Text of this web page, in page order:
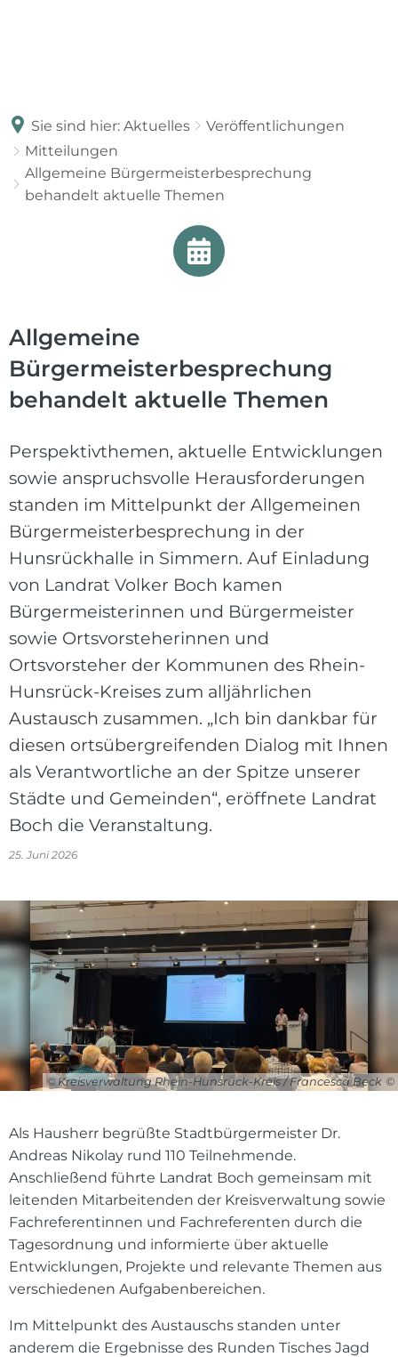
Sie sind hier: Aktuelles
Veröffentlichungen
Mitteilungen
Allgemeine Bürgermeisterbesprechung
behandelt aktuelle Themen
Allgemeine
Bürgermeisterbesprechung
behandelt aktuelle Themen
Perspektivthemen, aktuelle Entwicklungen
sowie anspruchsvolle Herausforderungen
standen im Mittelpunkt der Allgemeinen
Bürgermeisterbesprechung in der
Hunsrückhalle in Simmern. Auf Einladung
von Landrat Volker Boch kamen
Bürgermeisterinnen und Bürgermeister
sowie Ortsvorsteherinnen und
Ortsvorsteher der Kommunen des Rhein-
Hunsrück-Kreises zum alljährlichen
Austausch zusammen. „Ich bin dankbar für
diesen ortsübergreifenden Dialog mit Ihnen
als Verantwortliche an der Spitze unserer
Städte und Gemeinden“, eröffnete Landrat
Boch die Veranstaltung.
25. Juni 2026
© Kreisverwaltung Rhein-Hunsrück-Kreis / Francesca Beck
Als Hausherr begrüßte Stadtbürgermeister Dr.
Andreas Nikolay rund 110 Teilnehmende.
Anschließend führte Landrat Boch gemeinsam mit
leitenden Mitarbeitenden der Kreisverwaltung sowie
Fachreferentinnen und Fachreferenten durch die
Tagesordnung und informierte über aktuelle
Entwicklungen, Projekte und relevante Themen aus
verschiedenen Aufgabenbereichen.
Im Mittelpunkt des Austauschs standen unter
anderem die Ergebnisse des Runden Tisches Jagd